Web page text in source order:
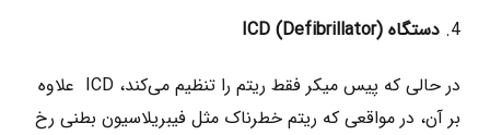
دستگاهICD (Defibrillator)
در حالی که پیس‌ میکر فقط ریتم را تنظیم می‌کند، ICD علاوه
بر آن، در مواقعی که ریتم خطرناک مثل فیبریلاسیون بطنی رخ